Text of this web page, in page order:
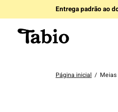
Entrega padrão ao
Página inicial /